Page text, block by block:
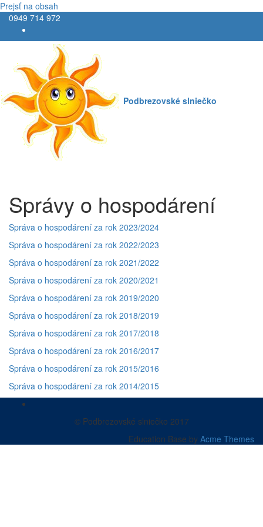
Prejsť na obsah
0949 714 972
Podbrezovské slniečko
Správy o hospodárení
Správa o hospodárení za rok 2023/2024
Správa o hospodárení za rok 2022/2023
Správa o hospodárení za rok 2021/2022
Správa o hospodárení za rok 2020/2021
Správa o hospodárení za rok 2019/2020
Správa o hospodárení za rok 2018/2019
Správa o hospodárení za rok 2017/2018
Správa o hospodárení za rok 2016/2017
Správa o hospodárení za rok 2015/2016
Správa o hospodárení za rok 2014/2015
© Podbrezovské slniečko 2017
Education Base by Acme Themes